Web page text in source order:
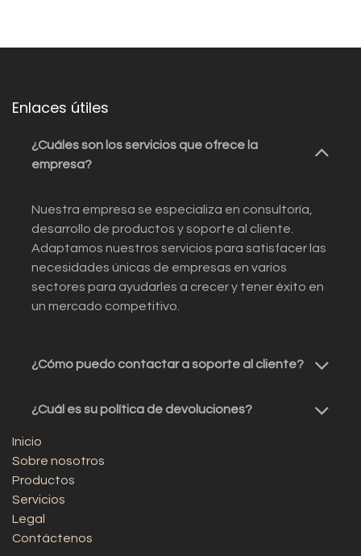
Enlaces útiles
¿Cuáles son los servicios que ofrece la
empresa?
Nuestra empresa se especializa en consultoría,
desarrollo de productos y soporte al cliente.
Adaptamos nuestros servicios para satisfacer las
necesidades únicas de empresas en varios
sectores para ayudarles a crecer y tener éxito en
un mercado competitivo.
¿Cómo puedo contactar a soporte al cliente?
¿Cuál es su política de devoluciones?
Inicio
Sobre nosotros
Productos
Servicios
Legal
Contáctenos